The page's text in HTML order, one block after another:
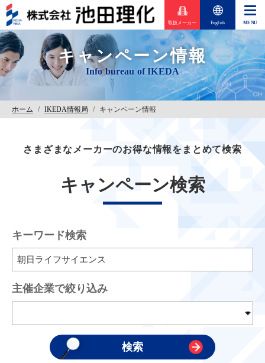
取扱メーカー English
キャンペーン情報
ホーム / IKEDA情報局 / キャンペーン情報
さまざまなメーカーのお得な情報をまとめて検索
キャンペーン検索
キーワード検索
主催企業で絞り込み